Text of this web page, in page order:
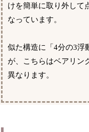
けを簡単に取り外して
なっています。
似た構造に「4分の3浮
が、こちらはベアリン
異なります。